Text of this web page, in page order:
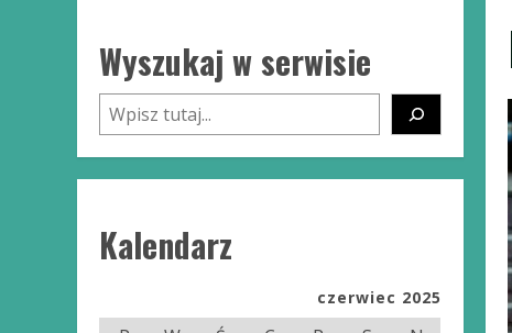
Wyszukaj w serwisie
Szukaj
Kalendarz
czerwiec 2025